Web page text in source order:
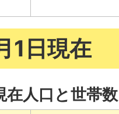
1日現在
在人口と世帯数